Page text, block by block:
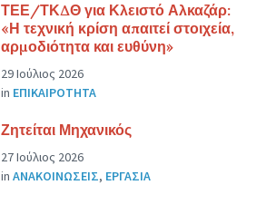
ΤΕΕ/ΤΚΔΘ για Κλειστό Αλκαζάρ:
«Η τεχνική κρίση απαιτεί στοιχεία,
αρμοδιότητα και ευθύνη»
29 Ιούλιος 2026
in ΕΠΙΚΑΙΡΟΤΗΤΑ
Ζητείται Μηχανικός
27 Ιούλιος 2026
in ΑΝΑΚΟΙΝΩΣΕΙΣ, ΕΡΓΑΣΙΑ